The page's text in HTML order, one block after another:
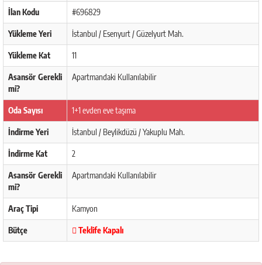
İlan Kodu #696829
Yükleme Yeri İstanbul / Esenyurt / Güzelyurt Mah.
Yükleme Kat 11
Asansör Gerekli
mi?
Apartmandaki Kullanılabilir
Oda Sayısı 1+1 evden eve taşıma
İndirme Yeri İstanbul / Beylikdüzü / Yakuplu Mah.
İndirme Kat 2
Asansör Gerekli
mi?
Apartmandaki Kullanılabilir
Araç Tipi Kamyon
Bütçe Teklife Kapalı